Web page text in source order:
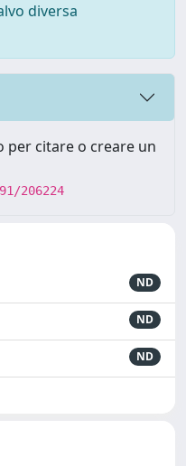
diversa
per citare o creare un
206224
ND
ND
ND